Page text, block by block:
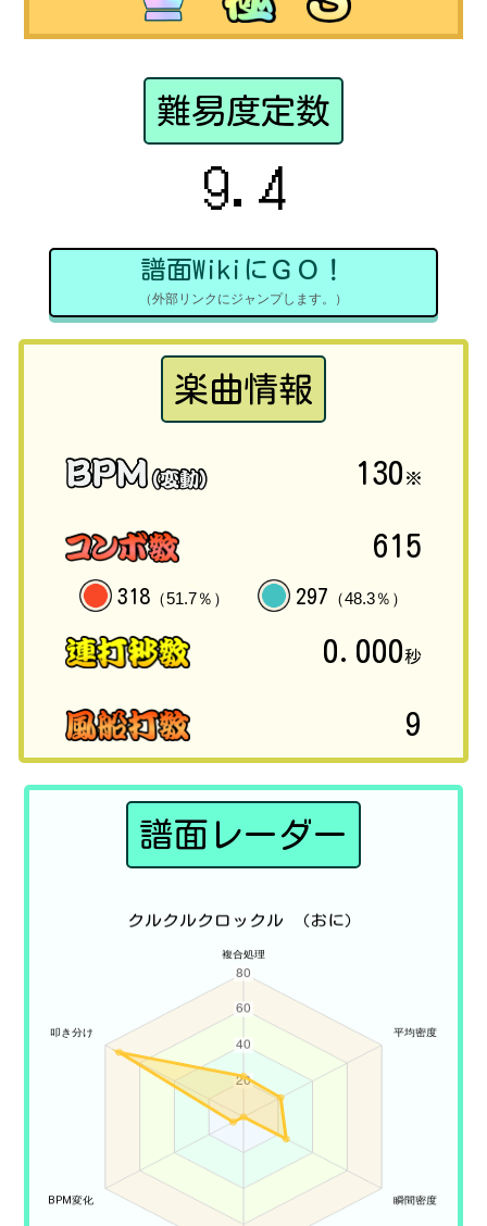
難易度定数
9.4
譜面WikiにＧＯ！
（外部リンクにジャンプします。）
楽曲情報
130 ※
615
318 （51.7％） 297 （48.3％）
0.000秒
9
譜面レーダー